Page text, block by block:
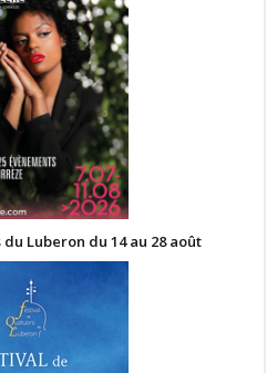
Luberon du 14 au 28 août